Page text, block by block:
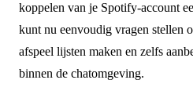
koppelen van je Spotify-account
kunt nu eenvoudig vragen stellen
afspeel lijsten maken en zelfs
binnen de chatomgeving.